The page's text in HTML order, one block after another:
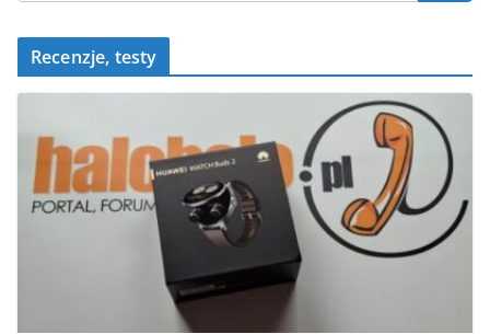
Recenzje, testy